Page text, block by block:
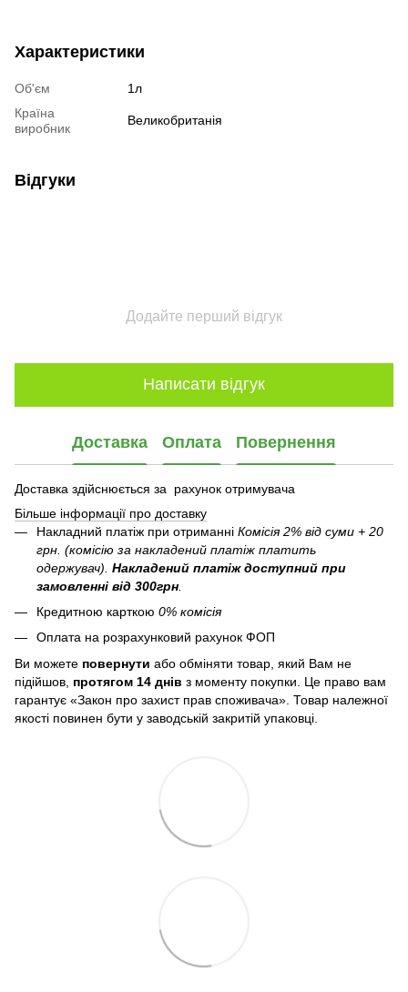
Характеристики
Об'єм
1л
Країна
виробник
Великобританія
Відгуки
Додайте перший відгук
Написати відгук
Доставка Оплата Повернення
Доставка здійснюється за рахунок отримувача
Більше інформації про доставку
Накладний платіж при отриманні Комісія 2% від суми + 20
грн. (комісію за накладений платіж платить
одержувач). Накладений платіж доступний при
замовленні від 300грн
Кредитною карткою 0% комісія
Оплата на розрахунковий рахунок ФОП
Ви можете повернути або обміняти товар, який Вам не
підійшов, протягом 14 днів з моменту покупки. Це право вам
гарантує «Закон про захист прав споживача». Товар належної
якості повинен бути у заводській закритій упаковці.